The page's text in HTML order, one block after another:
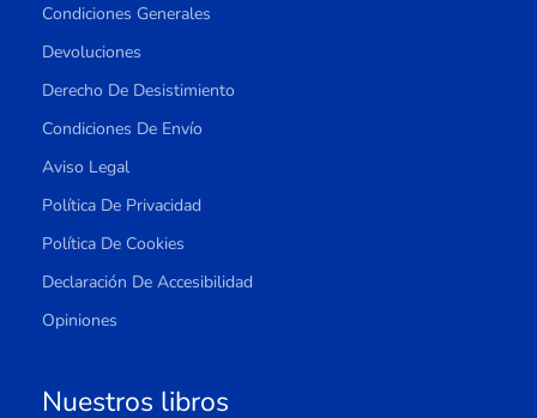
Condiciones Generales
Devoluciones
Derecho De Desistimiento
Condiciones De Envío
Aviso Legal
Política De Privacidad
Política De Cookies
Declaración De Accesibilidad
Opiniones
Nuestros libros